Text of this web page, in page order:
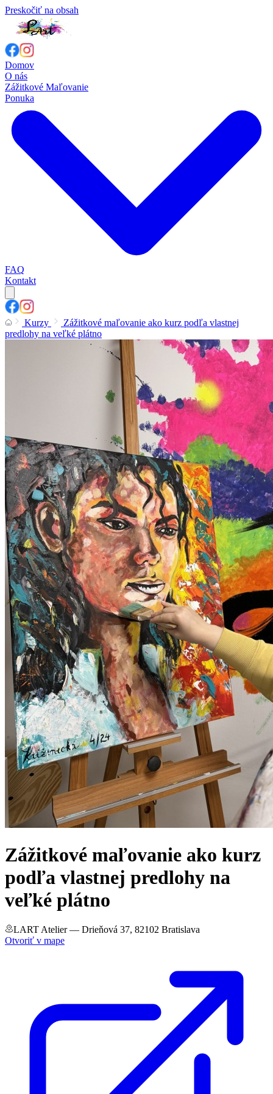
Preskočiť na obsah
Domov
O nás
Zážitkové Maľovanie
Ponuka
FAQ
Kontakt
Kurzy
Zážitkové maľovanie ako kurz podľa vlastnej
predlohy na veľké plátno
Zážitkové maľovanie ako kurz
podľa vlastnej predlohy na
veľké plátno
LART Atelier— Drieňová 37, 82102 Bratislava
Otvoriť v mape